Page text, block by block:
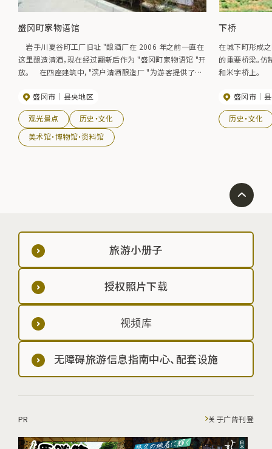
盛冈町家物语馆
岩手川夏谷町工厂旧址 "酿酒厂在 2006 年之前一直在
这里酿造清酒，现在经过翻新后作为 "盛冈町家物语馆 "开
放。 在四座建筑中，"滨户清酒酿造厂 "为游客提供了参
库之间的屋檐下空间），游客可以参观珍贵的旧岩手川资
料展，而 "本馆 "则是一个综合信息中心和社区空间，可提
供观光信息、举办艺术展、各种讲座和其他活动。 大正仓
是一座建于大正时代的酒窖，一楼的 "岐之商店街 "出售盛
冈特产和手工艺品，还有冰淇淋和咖啡店，二楼的 "岐之商
盛冈市 县央地区
观光景点
历史・文化
美术馆・博物馆・资料馆
下桥
在城下町形成
的重要桥梁。
和米字桥上。
盛冈市
历史・文化
旅游小册子
授权照片下载
视频库
无障碍旅游信息指南中心、配套设施
PR 关于广告刊登